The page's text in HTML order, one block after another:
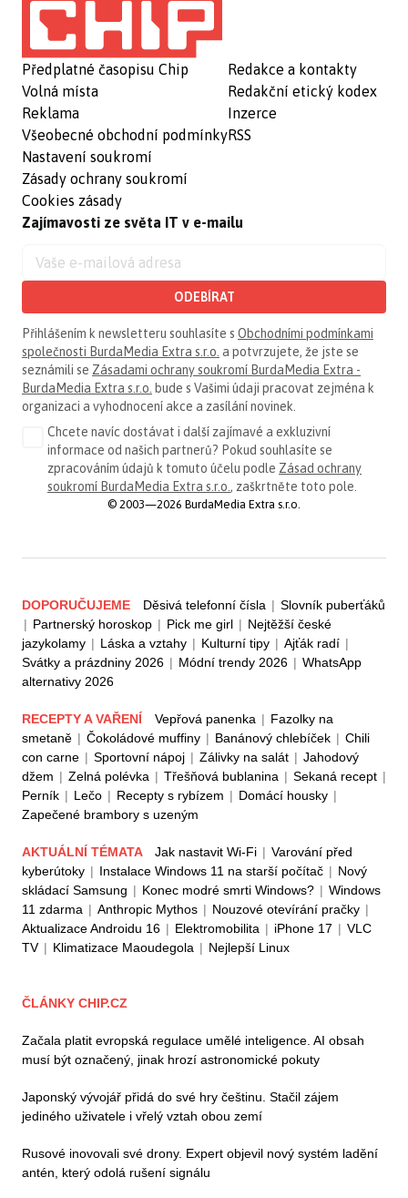
Předplatné časopisu Chip
Volná místa
Reklama
Všeobecné obchodní podmínky
Nastavení soukromí
Zásady ochrany soukromí
Cookies zásady
Redakce a kontakty
Redakční etický kodex
Inzerce
RSS
Zajímavosti ze světa IT v e-mailu
ODEBÍRAT
Přihlášením k newsletteru souhlasíte s Obchodními podmínkami
společnosti BurdaMedia Extra s.r.o. a potvrzujete, že jste se
seznámili se Zásadami ochrany soukromí BurdaMedia Extra -
BurdaMedia Extra s.r.o. bude s Vašimi údaji pracovat zejména k
organizaci a vyhodnocení akce a zasílání novinek.
Chcete navíc dostávat i další zajímavé a exkluzivní
informace od našich partnerů? Pokud souhlasíte se
zpracováním údajů k tomuto účelu podle Zásad ochrany
soukromí BurdaMedia Extra s.r.o. , zaškrtněte toto pole.
© 2003—2026 BurdaMedia Extra s.r.o.
DOPORUČUJEME Děsivá telefonní čísla | Slovník puberťáků
| Partnerský horoskop | Pick me girl | Nejtěžší české
jazykolamy | Láska a vztahy | Kulturní tipy | Ajťák radí |
Svátky a prázdniny 2026 | Módní trendy 2026 | WhatsApp
alternativy 2026
RECEPTY A VAŘENÍ Vepřová panenka | Fazolky na
smetaně | Čokoládové muffiny | Banánový chlebíček | Chili
con carne | Sportovní nápoj | Zálivky na salát | Jahodový
džem | Zelná polévka | Třešňová bublanina | Sekaná recept |
Perník | Lečo | Recepty s rybízem | Domácí housky |
Zapečené brambory s uzeným
AKTUÁLNÍ TÉMATA Jak nastavit Wi-Fi | Varování před
kyberútoky | Instalace Windows 11 na starší počítač | Nový
skládací Samsung | Konec modré smrti Windows? | Windows
11 zdarma | Anthropic Mythos | Nouzové otevírání pračky |
Aktualizace Androidu 16 | Elektromobilita | iPhone 17 | VLC
TV | Klimatizace Maoudegola | Nejlepší Linux
ČLÁNKY CHIP.CZ
Začala platit evropská regulace umělé inteligence. AI obsah
musí být označený, jinak hrozí astronomické pokuty
Japonský vývojář přidá do své hry češtinu. Stačil zájem
jediného uživatele i vřelý vztah obou zemí
Rusové inovovali své drony. Expert objevil nový systém ladění
antén, který odolá rušení signálu